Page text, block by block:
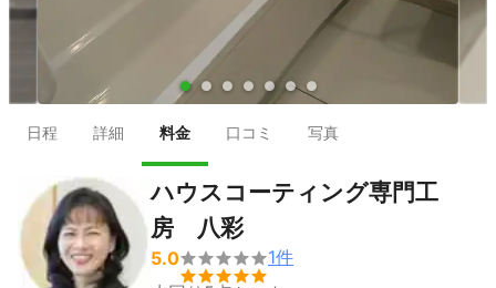
● ● ● ● ● ● ●
日程 詳細 料金 口コミ 写真
ハウスコーティング専門工
房 八彩
5.0

1件